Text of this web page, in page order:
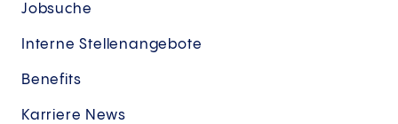
Jobsuche
Interne Stellenangebote
Benefits
Karriere News